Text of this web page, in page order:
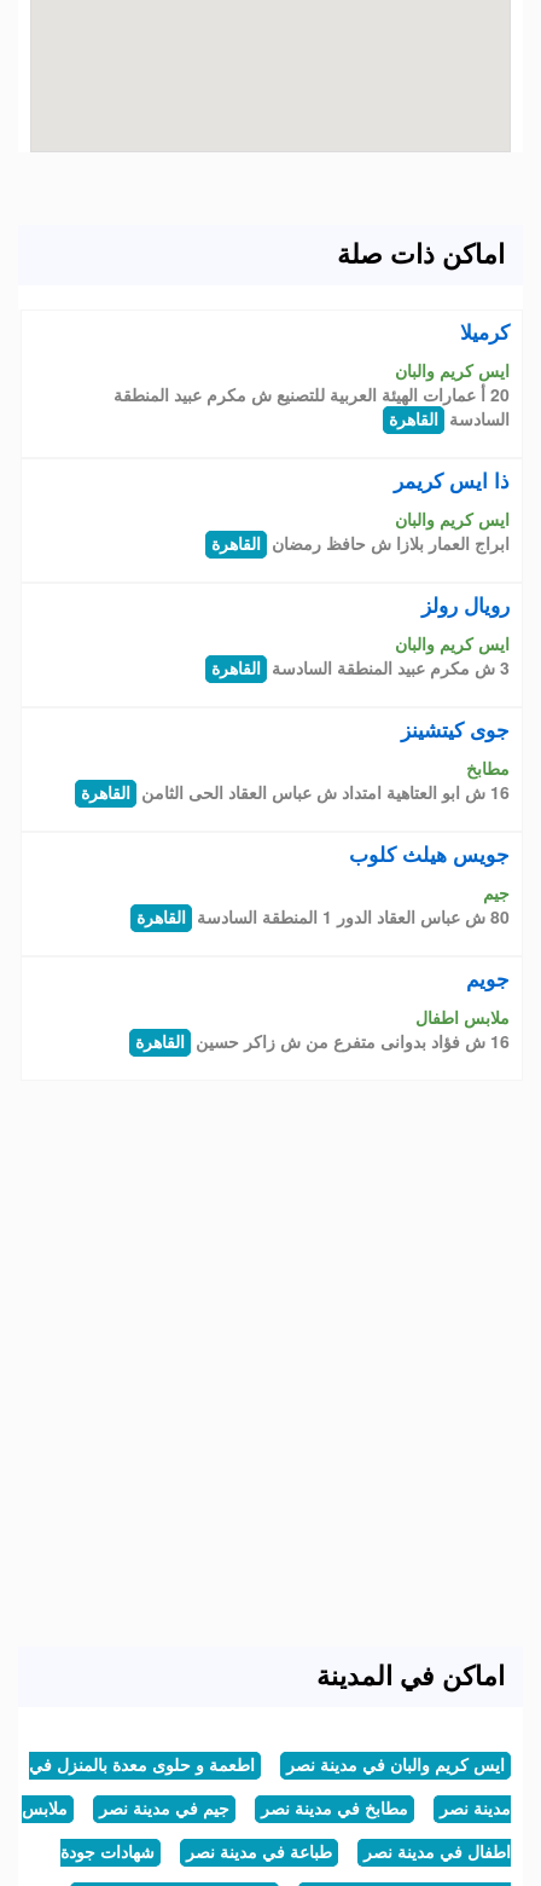
اماكن ذات صلة
كرميلا
ايس كريم والبان
20 أ عمارات الهيئة العربية للتصنيع ش مكرم عبيد المنطقة
السادسة
القاهرة
ذا ايس كريمر
ايس كريم والبان
ابراج العمار بلازا ش حافظ رمضان
القاهرة
رويال رولز
ايس كريم والبان
3 ش مكرم عبيد المنطقة السادسة
القاهرة
جوى كيتشينز
مطابخ
16 ش ابو العتاهية امتداد ش عباس العقاد الحى الثامن
القاهرة
جويس هيلث كلوب
جيم
80 ش عباس العقاد الدور 1 المنطقة السادسة
القاهرة
جويم
ملابس اطفال
16 ش فؤاد بدوانى متفرع من ش زاكر حسين
القاهرة
اماكن في المدينة
ايس كريم والبان في مدينة نصر اطعمة و حلوى معدة بالمنزل في
مدينة نصر مطابخ في مدينة نصر جيم في مدينة نصر ملابس
اطفال في مدينة نصر طباعة في مدينة نصر شهادات جودة